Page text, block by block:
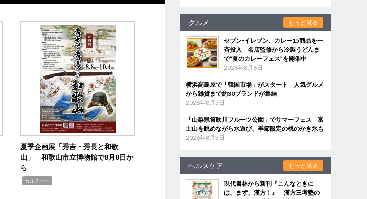
夏季企画展「秀吉・秀長と和歌
山」 和歌山市立博物館で8月8日か
ら
カルチャー
グルメ もっと見る
セブン‐イレブン、カレー15商品を一
斉投入 名店監修から冷製うどんま
で“夏のカレーフェス”を開催中
2026年8月6日
横浜高島屋で「韓国市場」がスタート 人気グルメ
から雑貨まで約30ブランドが集結
2026年8月5日
「山梨県笛吹川フルーツ公園」でサマーフェス 富
士山を眺めながら水遊び、季節限定の桃のかき氷も
2026年8月3日
ヘルスケア もっと見る
現代書林から新刊『こんなときに
は、まず、漢方！』 漢方三考塾の